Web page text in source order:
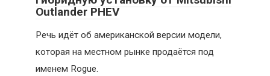
Outlander PHEV
Речь идёт об американской версии модели,
которая на местном рынке продаётся под
именем Rogue.